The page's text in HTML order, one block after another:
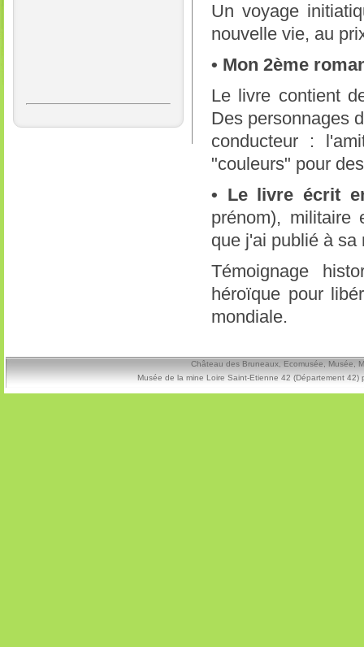
Un voyage
nouvelle vie, au
• Mon 2ème
Le livre contient
Des personnages
conducteur :
"couleurs" pour
• Le livre écrit
prénom), militaire
que j'ai publié à sa
Témoignage
héroïque pour
mondiale.
Château des Bruneaux, Ecomusée, Musée,
Musée de la mine Loire Saint-Etienne 42 (Département